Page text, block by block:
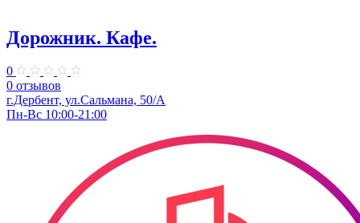
Дорожник. Кафе.
0
0 отзывов
г.Дербент, ул.Сальмана, 50/А
Пн-Вс 10:00-21:00